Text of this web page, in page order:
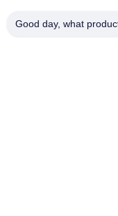
Good day, what